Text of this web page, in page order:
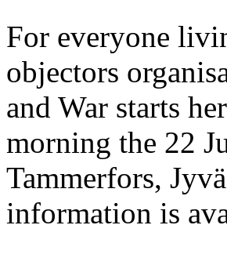
For everyone
objectors
and War starts
morning the 22
Tammerfors,
information is